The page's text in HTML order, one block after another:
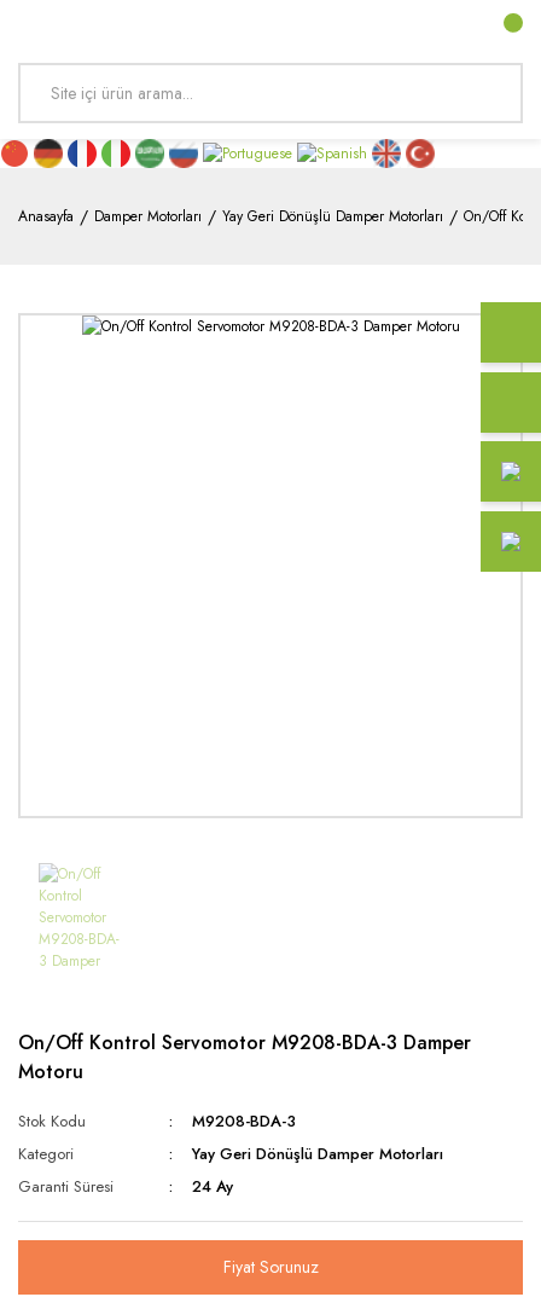
Anasayfa Damper Motorları Yay Geri Dönüşlü Damper Motorları On/Off
On/Off Kontrol Servomotor M9208-BDA-3 Damper
Motoru
Stok Kodu
M9208-BDA-3
Kategori
Yay Geri Dönüşlü Damper Motorları
Garanti Süresi
24 Ay
Fiyat Sorunuz